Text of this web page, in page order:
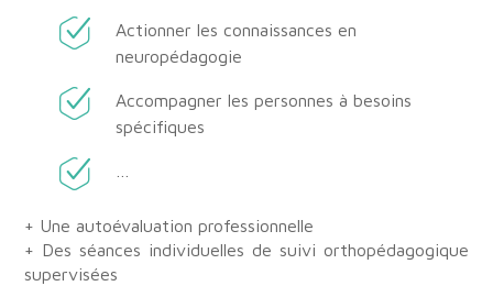
Actionner les connaissances en
neuropédagogie
Accompagner les personnes à besoins
spécifiques
+ Une autoévaluation professionnelle
+ Des séances individuelles de suivi orthopédagogique
supervisées